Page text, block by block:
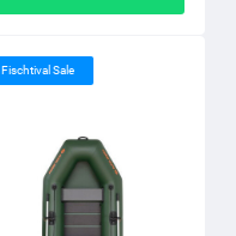
Fischtival Sale